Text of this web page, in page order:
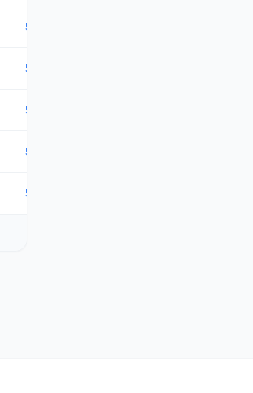
50 €
50 €
50 €
50 €
50 €